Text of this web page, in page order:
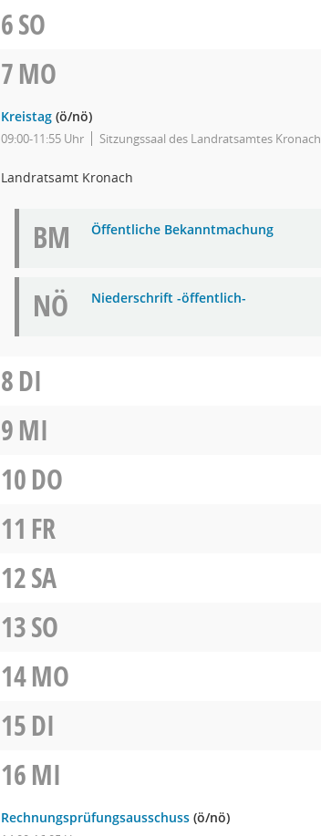
6SO
7MO
Kreistag (ö/nö)
09:00-11:55 Uhr Sitzungssaal des Landratsamtes Kronach
Landratsamt Kronach
BM Öffentliche Bekanntmachung
NÖ Niederschrift -öffentlich-
8DI
9MI
10DO
11 FR
12SA
13SO
14MO
15DI
16MI
Rechnungsprüfungsausschuss (ö/nö)